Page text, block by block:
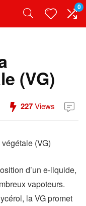
0
(VG)
227Views
d’un e-liquide,
vapoteurs.
la VG promet